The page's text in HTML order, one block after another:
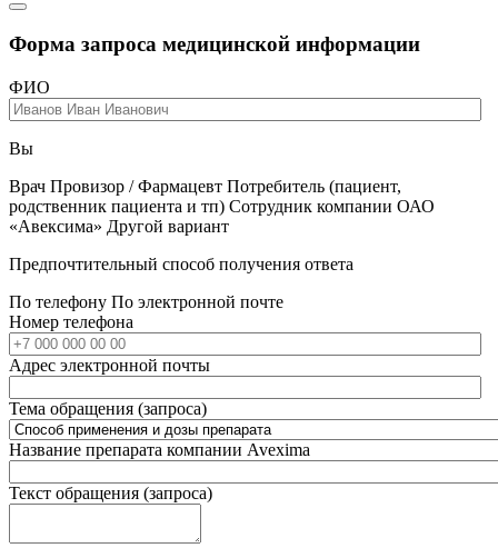
Форма запроса медицинской информации
ФИО
Вы
Врач Провизор / Фармацевт Потребитель (пациент,
родственник пациента и тп) Сотрудник компании ОАО
«Авексима» Другой вариант
Предпочтительный способ получения ответа
По телефону По электронной почте
Номер телефона
Адрес электронной почты
Тема обращения (запроса)
Название препарата компании Avexima
Текст обращения (запроса)